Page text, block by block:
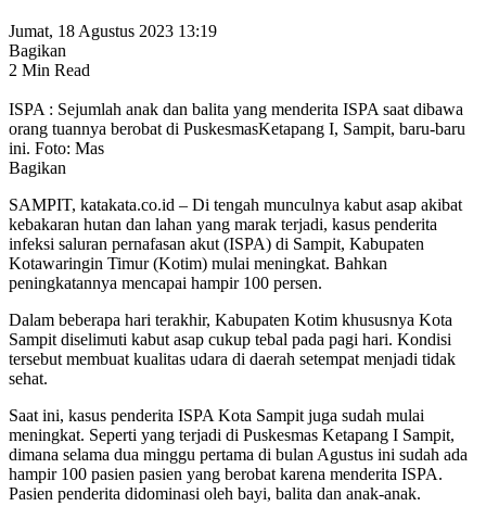
Jumat, 18 Agustus 2023 13:19
Bagikan
2 Min Read
ISPA : Sejumlah anak dan balita yang menderita ISPA saat dibawa
orang tuannya berobat di PuskesmasKetapang I, Sampit, baru-baru
ini. Foto: Mas
Bagikan
SAMPIT, katakata.co.id – Di tengah munculnya kabut asap akibat
kebakaran hutan dan lahan yang marak terjadi, kasus penderita
infeksi saluran pernafasan akut (ISPA) di Sampit, Kabupaten
Kotawaringin Timur (Kotim) mulai meningkat. Bahkan
peningkatannya mencapai hampir 100 persen.
Dalam beberapa hari terakhir, Kabupaten Kotim khususnya Kota
Sampit diselimuti kabut asap cukup tebal pada pagi hari. Kondisi
tersebut membuat kualitas udara di daerah setempat menjadi tidak
sehat.
Saat ini, kasus penderita ISPA Kota Sampit juga sudah mulai
meningkat. Seperti yang terjadi di Puskesmas Ketapang I Sampit,
dimana selama dua minggu pertama di bulan Agustus ini sudah ada
hampir 100 pasien pasien yang berobat karena menderita ISPA.
Pasien penderita didominasi oleh bayi, balita dan anak-anak.